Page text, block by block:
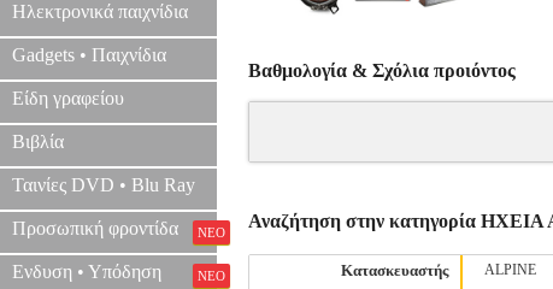
Ηλεκτρονικά παιχνίδια
Gadgets • Παιχνίδια
Είδη γραφείου
Βιβλία
Ταινίες DVD • Blu Ray
Προσωπική φροντίδα ΝΕΟ
Ενδυση • Υπόδηση ΝΕΟ
Βαθμολογία & Σχόλια προιόντος
Αναζήτηση στην κατηγορία
Κατασκευαστής ALPINE